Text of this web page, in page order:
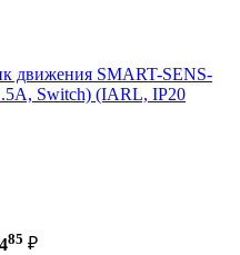
движения SMART-SENS-
Switch) (IARL, IP20
85 ₽